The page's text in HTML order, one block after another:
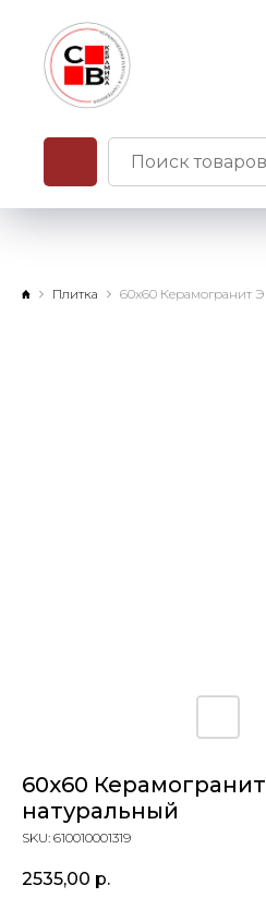
Плитка
60x60
натуральный
SKU: 610010001319
2535,00 р.